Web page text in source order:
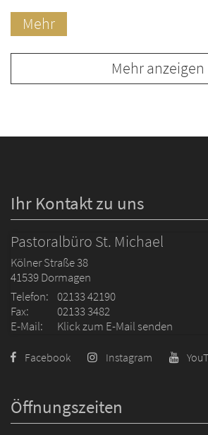
Mehr
Mehr anzeigen
Öffnungszeiten
Ihr Kontakt zu uns
Pastoralbüro St. Michael
Kölner Straße 38
41539Dormagen
Telefon: 02133 42190
Fax:
02133 3482
E-Mail:
Klick zum E-Mail senden
Facebook Instagram